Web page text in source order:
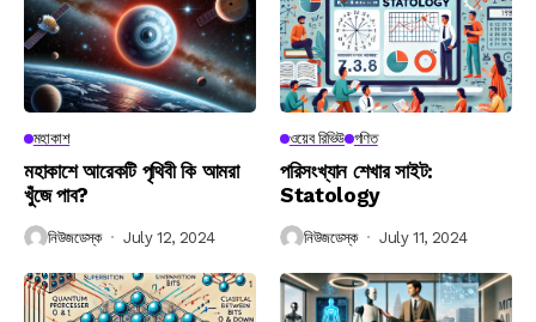
মহাকাশ
মহাকাশে আরেকটি পৃথিবী কি আমরা
খুঁজে পাব?
নিউজডেস্ক July 12, 2024
ওয়েব রিভিউ গণিত
পরিসংখ্যান শেখার সাইট:
Statology
নিউজডেস্ক July 11, 2024